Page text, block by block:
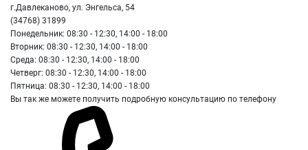
г.Давлеканово, ул. Энгельса, 54
(34768) 31899
Понедельник: 08:30 - 12:30, 14:00 - 18:00
Вторник: 08:30 - 12:30, 14:00 - 18:00
Среда: 08:30 - 12:30, 14:00 - 18:00
Четверг: 08:30 - 12:30, 14:00 - 18:00
Пятница: 08:30 - 12:30, 14:00 - 18:00
Вы так же можете получить подробную консультацию по телефону